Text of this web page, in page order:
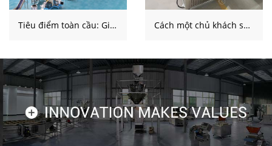
Tiêu điểm toàn cầu: Giúp đỡ một khách hàng Hàn Quốc đạt được một 300% Bước nhảy vọt về năng lực sản xuất Cách một chủ khách sạn Ấn Độ đánh giá máy làm đá viên trong suốt cho doanh nghiệp làm đá thủ công thương mại